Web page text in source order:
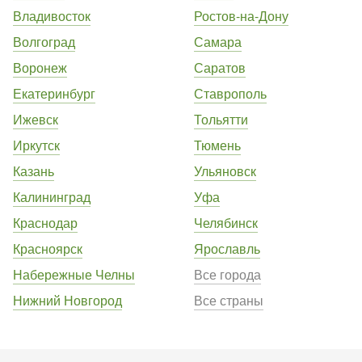
Владивосток
Волгоград
Воронеж
Екатеринбург
Ижевск
Иркутск
Казань
Калининград
Краснодар
Красноярск
Набережные Челны
Нижний Новгород
Ростов-на-Дону
Самара
Саратов
Ставрополь
Тольятти
Тюмень
Ульяновск
Уфа
Челябинск
Ярославль
Все города
Все страны